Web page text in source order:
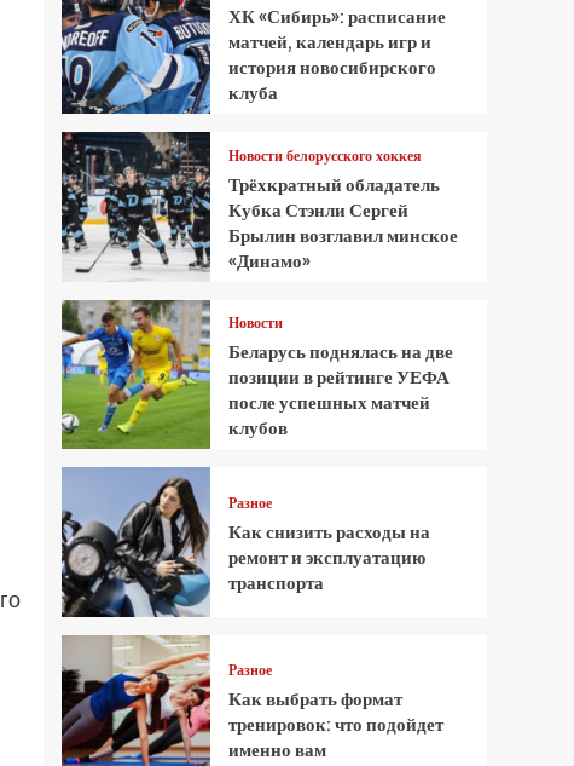
ХК «Сибирь»: расписание
матчей, календарь игр и
история новосибирского
клуба
Новости белорусского хоккея
Трёхкратный обладатель
Кубка Стэнли Сергей
Брылин возглавил минское
«Динамо»
Новости
Беларусь поднялась на две
позиции в рейтинге УЕФА
после успешных матчей
клубов
Разное
Как снизить расходы на
ремонт и эксплуатацию
транспорта
Разное
Как выбрать формат
тренировок: что подойдет
именно вам